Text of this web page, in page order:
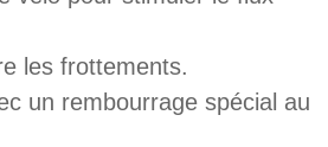
les frottements.
un rembourrage spécial au